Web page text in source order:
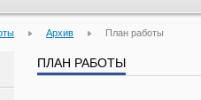
Архив План работы
ПЛАН РАБОТЫ